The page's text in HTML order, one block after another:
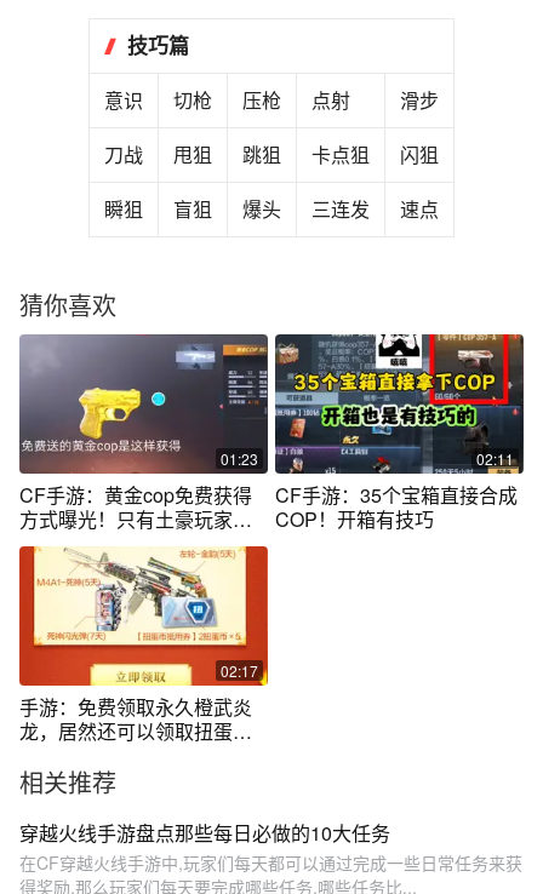
技巧篇
意识 切枪 压枪 点射 滑步
刀战 甩狙 跳狙 卡点狙 闪狙
瞬狙 盲狙 爆头 三连发 速点
猜你喜欢
01:23
CF手游：黄金cop免费获得
方式曝光！只有土豪玩家才
能免费获得！
02:11
CF手游：35个宝箱直接合成
COP！开箱有技巧
02:17
手游：免费领取永久橙武炎
龙，居然还可以领取扭蛋币
相关推荐
穿越火线手游盘点那些每日必做的10大任务
在CF穿越火线手游中,玩家们每天都可以通过完成一些日常任务来获
得奖励,那么玩家们每天要完成哪些任务,哪些任务比...